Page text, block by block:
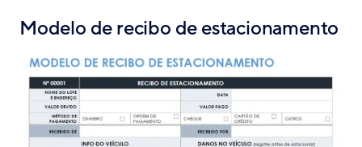
Modelo de recibo de estacionamento